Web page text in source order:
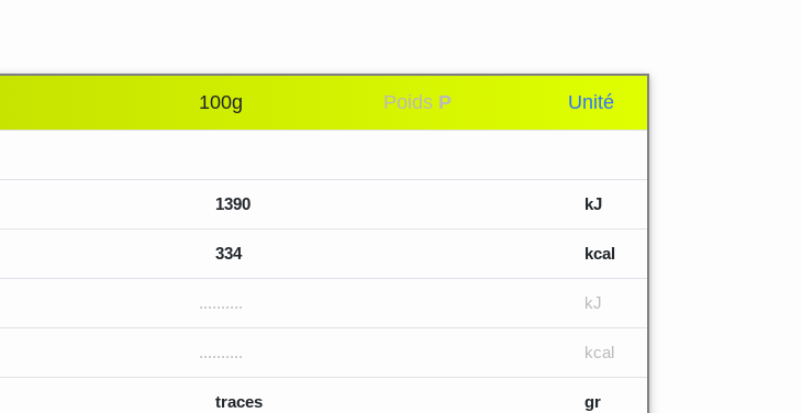
100g Poids P Unité
1390 kJ
334 kcal
.......... kJ
.......... kcal
traces gr